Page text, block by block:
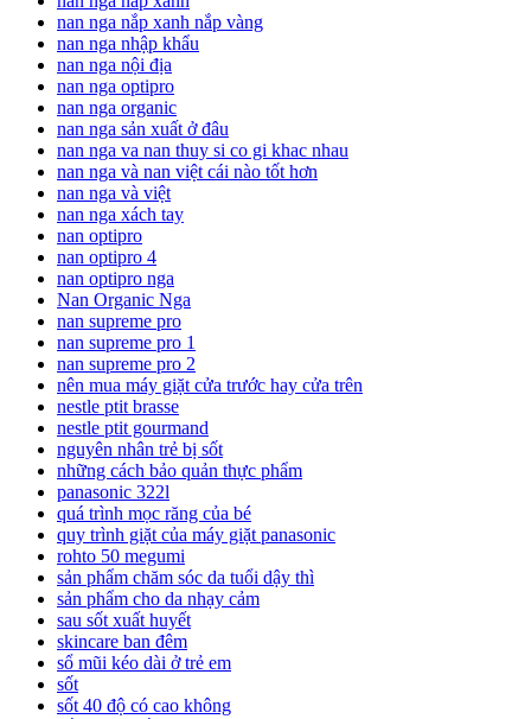
nan nga nắp xanh nắp vàng
nan nga nhập khẩu
nan nga nội địa
nan nga optipro
nan nga organic
nan nga sản xuất ở đâu
nan nga va nan thuy si co gi khac nhau
nan nga và nan việt cái nào tốt hơn
nan nga và việt
nan nga xách tay
nan optipro
nan optipro 4
nan optipro nga
Nan Organic Nga
nan supreme pro
nan supreme pro 1
nan supreme pro 2
nên mua máy giặt cửa trước hay cửa trên
nestle ptit brasse
nestle ptit gourmand
nguyên nhân trẻ bị sốt
những cách bảo quản thực phẩm
panasonic 322l
quá trình mọc răng của bé
quy trình giặt của máy giặt panasonic
rohto 50 megumi
sản phẩm chăm sóc da tuổi dậy thì
sản phẩm cho da nhạy cảm
sau sốt xuất huyết
skincare ban đêm
sổ mũi kéo dài ở trẻ em
sốt
sốt 40 độ có cao không